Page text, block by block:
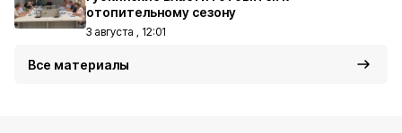
отопительному сезону
3 августа , 12:01
Все материалы